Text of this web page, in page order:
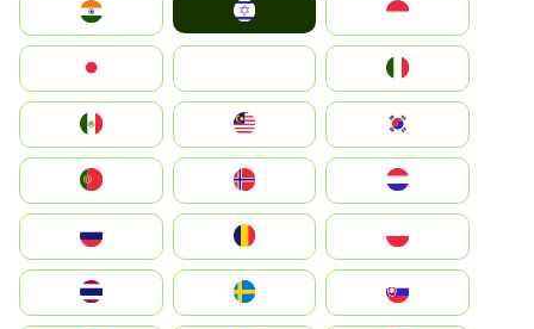
Indonesia
South Korea
Nederland
Portugal
România
Slovensko